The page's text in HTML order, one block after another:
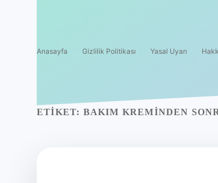
Anasayfa Gizlilik Politikası Yasal Uyarı
ETIKET: BAKIM KREMINDEN